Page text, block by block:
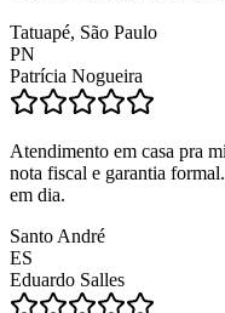
Tatuapé, São Paulo
PN
Patrícia Nogueira
Atendimento em casa pra
nota fiscal e garantia
em dia.
Santo André
ES
Eduardo Salles